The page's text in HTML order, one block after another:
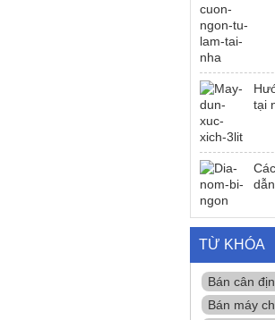
tại
dẫn
TỪ KHÓA
Bán cân
Bán máy